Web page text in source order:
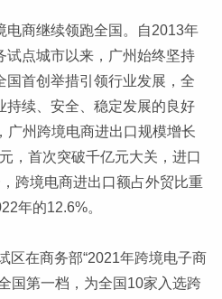
电商继续领跑全国。自2013年
试点城市以来，广州始终坚持
国首创举措引领行业发展，全
持续、安全、稳定发展的良好
广州跨境电商进出口规模增长
，首次突破千亿元大关，进口
跨境电商进出口额占外贸比重
年的12.6%。
区在商务部“2021年跨境电子商
国第一档，为全国10家入选跨